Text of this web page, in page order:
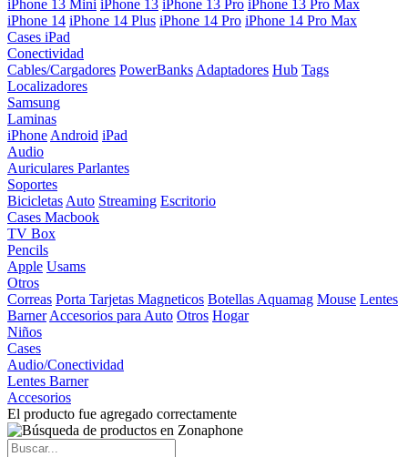
iPhone 13 Mini iPhone 13 iPhone 13 Pro iPhone 13 Pro Max
iPhone 14 iPhone 14 Plus iPhone 14 Pro iPhone 14 Pro Max
Cases iPad
Conectividad
Cables/Cargadores PowerBanks Adaptadores Hub Tags
Localizadores
Samsung
Laminas
iPhone Android iPad
Audio
Auriculares Parlantes
Soportes
Bicicletas Auto Streaming Escritorio
Cases Macbook
TV Box
Pencils
Apple Usams
Otros
Correas Porta Tarjetas Magneticos Botellas Aquamag Mouse Lentes
Barner Accesorios para Auto Otros Hogar
Niños
Cases
Audio/Conectividad
Lentes Barner
Accesorios
El producto fue agregado correctamente